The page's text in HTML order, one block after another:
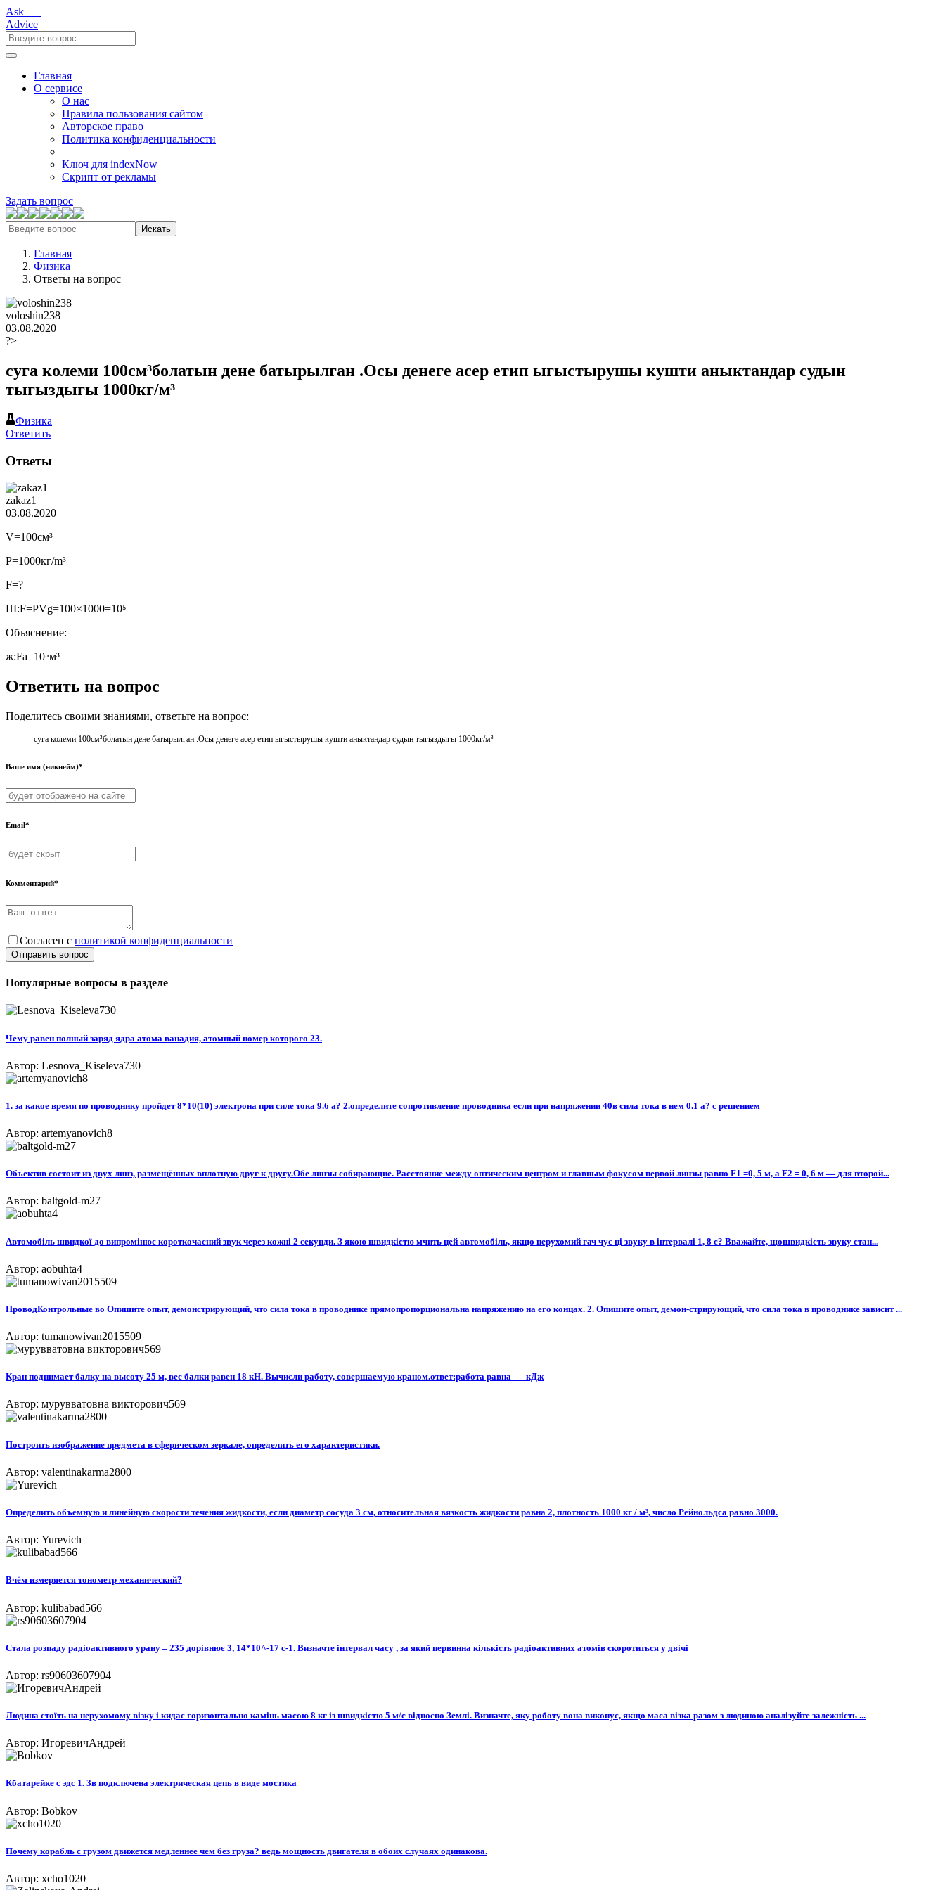
Ask___
Advice
Главная
О сервисе
О нас
Правила пользования сайтом
Авторское право
Политика конфиденциальности
Ключ для indexNow
Скрипт от рекламы
Задать вопрос
Искать
Главная
Физика
Ответы на вопрос
voloshin238
03.08.2020
?>
суга колеми 100см³болатын дене батырылган .Осы денеге асер етип ыгыстырушы кушти аныктандар судын
тыгыздыгы 1000кг/м³ ​
Физика
Ответить
Ответы
zakaz1
03.08.2020
V=100см³
Р=1000кг/m³
F=?
Ш:F=PVg=100×1000=10⁵
Объяснение:
ж:Fа=10⁵м³
Ответить на вопрос
Поделитесь своими знаниями, ответьте на вопрос:
суга колеми 100см³болатын дене батырылган .Осы денеге асер етип ыгыстырушы кушти аныктандар судын тыгыздыгы 1000кг/м³ ​
Ваше имя (никнейм)*
Email*
Комментарий*
Согласен с политикой конфиденциальности
Отправить вопрос
Популярные вопросы в разделе
Чему равен полный заряд ядра атома ванадия, атомный номер которого 23.
Автор: Lesnova_Kiseleva730
1. за какое время по проводнику пройдет 8*10(10) электрона при силе тока 9.6 а? 2.определите сопротивление проводника если при напряжении 40в сила тока в нем 0.1 а? с решением
Автор: artemyanovich8
Объектив состоит из двух линз, размещённых вплотную друг к другу.Обе линзы собирающие. Расстояние между оптическим центром и главным фокусом первой линзы равно F1 =0, 5 м, а F2 = 0, 6 м — для второй...
Автор: baltgold-m27
Автомобіль швидкої до випромінює короткочасний звук через кожні 2 секунди. З якою швидкістю мчить цей автомобіль, якщо нерухомий гач чує ці звуку в інтервалі 1, 8 с? Вважайте, щошвидкість звуку стан...
Автор: aobuhta4
ПроводКонтрольные во Опишите опыт, демонстрирующий, что сила тока в проводнике прямопропорциональна напряжению на его концах. 2. Опишите опыт, демон-стрирующий, что сила тока в проводнике зависит ...
Автор: tumanowivan2015509
Кран поднимает балку на высоту 25 м, вес балки равен 18 кН. Вычисли работу, совершаемую краном.ответ:работа равна___кДж​
Автор: мурувватовна викторович569
Построить изображение предмета в сферическом зеркале, определить его характеристики.
Автор: valentinakarma2800
Определить объемную и линейную скорости течения жидкости, если диаметр сосуда 3 см, относительная вязкость жидкости равна 2, плотность 1000 кг / м³, число Рейнольдса равно 3000.
Автор: Yurevich
Вчём измеряется тонометр механический?
Автор: kulibabad566
Cтала розпаду радіоактивного урану – 235 дорівнює 3, 14*10^-17 с-1. Визначте інтервал часу , за який первинна кількість радіоактивних атомів скоротиться у двічі
Автор: rs90603607904
Людина стоїть на нерухомому візкy і кидає горизонтально камінь масою 8 кг із швидкістю 5 м/с відносно Землі. Визначте, яку роботу вона виконує, якщо маса візка разом з людиною аналізуйте залежність ...
Автор: ИгоревичАндрей
Кбатарейке с эдс 1. 3в подключена электрическая цепь в виде мостика
Автор: Bobkov
Почему корабль с грузом движется медленнее чем без груза? ведь мощность двигателя в обоих случаях одинакова.
Автор: xcho1020